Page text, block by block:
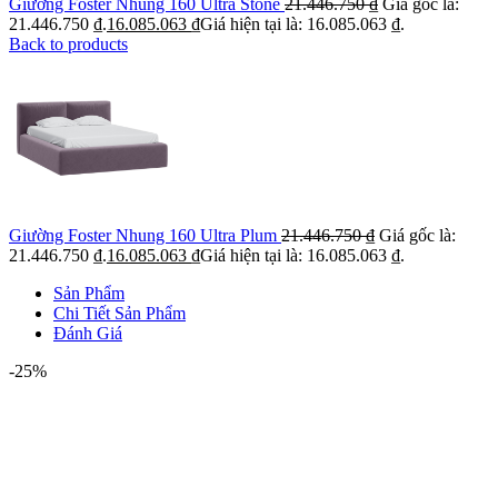
Giường Foster Nhung 160 Ultra Stone 21.446.750₫ Giá gốc là:
21.446.750 ₫.16.085.063 ₫Giá hiện tại là: 16.085.063 ₫.
Back to products
Giường Foster Nhung 160 Ultra Plum 21.446.750₫ Giá gốc là:
21.446.750 ₫.16.085.063 ₫Giá hiện tại là: 16.085.063 ₫.
Sản Phẩm
Chi Tiết Sản Phẩm
Đánh Giá
-25%